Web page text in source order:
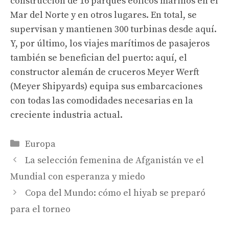
Mar del Norte y en otros lugares. En total, se
supervisan y mantienen 300 turbinas desde aquí.
Y, por último, los viajes marítimos de pasajeros
también se benefician del puerto: aquí, el
constructor alemán de cruceros Meyer Werft
(Meyer Shipyards) equipa sus embarcaciones
con todas las comodidades necesarias en la
creciente industria actual.
Categories
Europa
La selección femenina de Afganistán ve el
Mundial con esperanza y miedo
Copa del Mundo: cómo el hiyab se preparó
para el torneo